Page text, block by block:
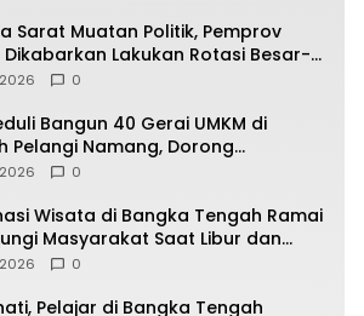
Sarat Muatan Politik, Pemprov
Dikabarkan Lakukan Rotasi Besar-
0
Bangun 40 Gerai UMKM di
Pelangi Namang, Dorong
0
Wisata di Bangka Tengah Ramai
Masyarakat Saat Libur dan
0
Pelajar di Bangka Tengah